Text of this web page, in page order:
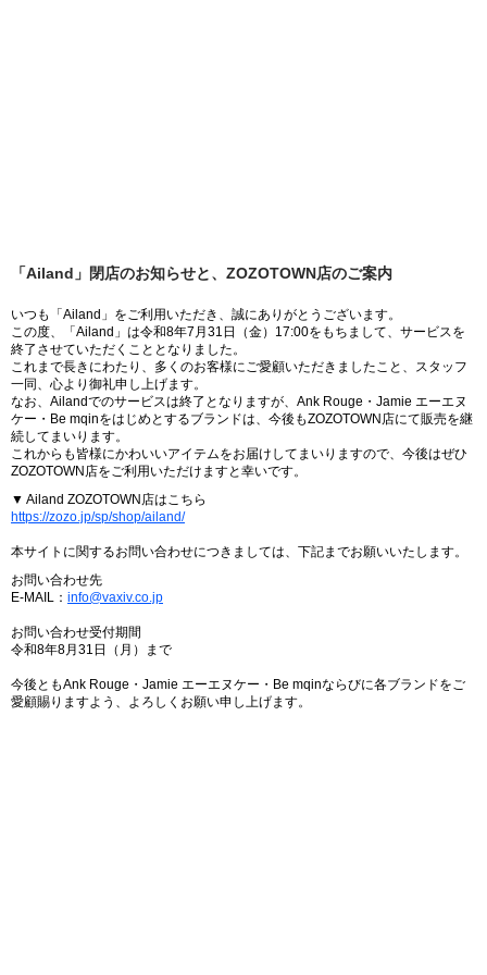
「Ailand」閉店のお知らせと、ZOZOTOWN店のご案内
いつも「Ailand」をご利用いただき、誠にありがとうございます。
この度、「Ailand」は令和8年7月31日（金）17:00をもちまして、サービスを
終了させていただくこととなりました。
これまで長きにわたり、多くのお客様にご愛顧いただきましたこと、スタッフ
一同、心より御礼申し上げます。
なお、Ailandでのサービスは終了となりますが、Ank Rouge・Jamie エーエヌ
ケー・Be mqinをはじめとするブランドは、今後もZOZOTOWN店にて販売を継
続してまいります。
これからも皆様にかわいいアイテムをお届けしてまいりますので、今後はぜひ
ZOZOTOWN店をご利用いただけますと幸いです。
▼ Ailand ZOZOTOWN店はこちら
https://zozo.jp/sp/shop/ailand/
本サイトに関するお問い合わせにつきましては、下記までお願いいたします。
お問い合わせ先
E-MAIL： info@vaxiv.co.jp
お問い合わせ受付期間
令和8年8月31日（月）まで
今後ともAnk Rouge・Jamie エーエヌケー・Be mqinならびに各ブランドをご
愛顧賜りますよう、よろしくお願い申し上げます。